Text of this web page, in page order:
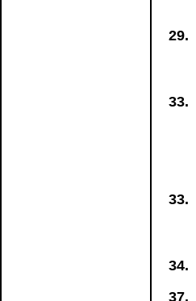
29.
33.
33.
34.
37.